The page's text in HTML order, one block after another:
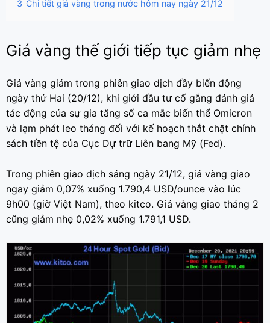
3 Chi tiết giá vàng trong nước hôm nay ngày 21/12
Giá vàng thế giới tiếp tục giảm nhẹ
Giá vàng giảm trong phiên giao dịch đầy biến động
ngày thứ Hai (20/12), khi giới đầu tư cố gắng đánh giá
tác động của sự gia tăng số ca mắc biến thể Omicron
và lạm phát leo tháng đối với kế hoạch thắt chặt chính
sách tiền tệ của Cục Dự trữ Liên bang Mỹ (Fed).
Trong phiên giao dịch sáng ngày 21/12, giá vàng giao
ngay giảm 0,07% xuống 1.790,4 USD/ounce vào lúc
9h00 (giờ Việt Nam), theo kitco. Giá vàng giao tháng 2
cũng giảm nhẹ 0,02% xuống 1.791,1 USD.